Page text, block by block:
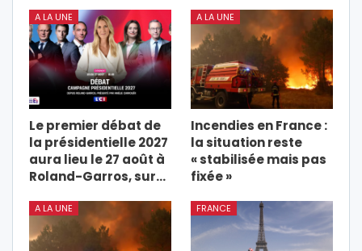
A LA UNE
Le premier débat de
la présidentielle 2027
aura lieu le 27 août à
Roland-Garros, sur…
A LA UNE
Incendies en France :
la situation reste
« stabilisée mais pas
fixée »
A LA UNE FRANCE